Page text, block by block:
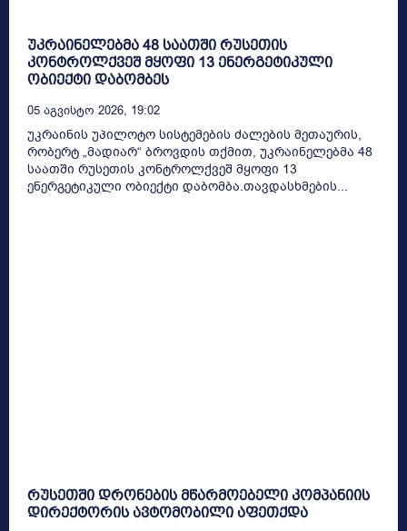
უკრაინელებმა 48 საათში რუსეთის
კონტროლქვეშ მყოფი 13 ენერგეტიკული
ობიექტი დაბომბეს
05 Აგვისტო 2026, 19:02
უკრაინის უპილოტო სისტემების ძალების მეთაურის,
რობერტ „მადიარ“ ბროვდის თქმით, უკრაინელებმა 48
საათში რუსეთის კონტროლქვეშ მყოფი 13
ენერგეტიკული ობიექტი დაბომბა.თავდასხმების...
რუსეთში დრონების მწარმოებელი კომპანიის
დირექტორის ავტომობილი აფეთქდა